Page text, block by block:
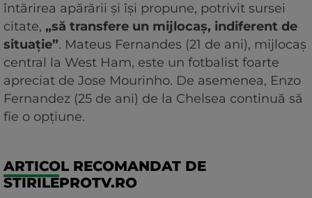
întărirea apărării și își propune, potrivit sursei
citate, „să transfere un mijlocaș, indiferent de
situație”. Mateus Fernandes (21 de ani), mijlocaș
central la West Ham, este un fotbalist foarte
apreciat de Jose Mourinho. De asemenea, Enzo
Fernandez (25 de ani) de la Chelsea continuă să
fie o opțiune.
ARTICOL RECOMANDAT DE
STIRILEPROTV.RO